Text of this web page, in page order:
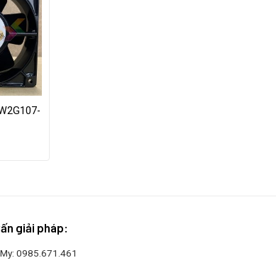
giải pháp:
0985.671.461